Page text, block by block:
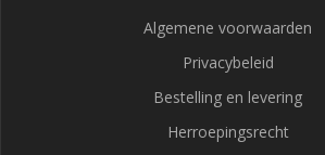
Algemene voorwaarden
Privacybeleid
Bestelling en levering
Herroepingsrecht